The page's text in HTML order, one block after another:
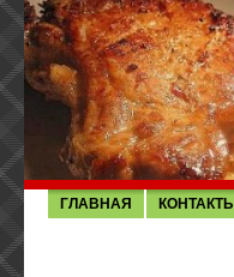
ГЛАВНАЯ КОНТАКТЫ